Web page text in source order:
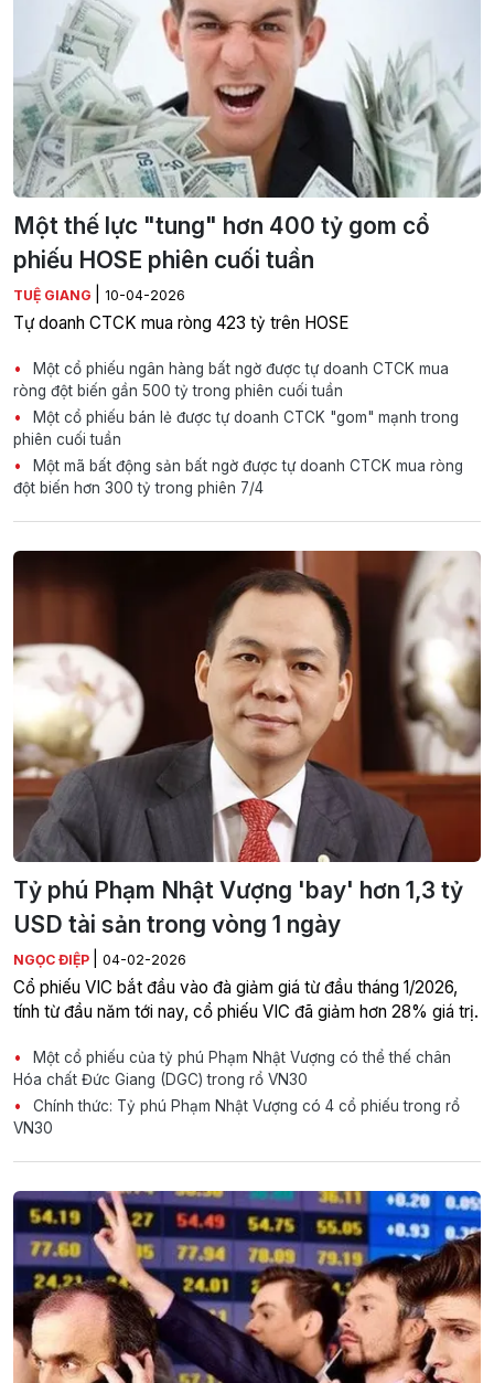
Một thế lực "tung" hơn 400 tỷ gom cổ
phiếu HOSE phiên cuối tuần
TUỆ GIANG 10-04-2026
Tự doanh CTCK mua ròng 423 tỷ trên HOSE
Một cổ phiếu ngân hàng bất ngờ được tự doanh CTCK mua
ròng đột biến gần 500 tỷ trong phiên cuối tuần
Một cổ phiếu bán lẻ được tự doanh CTCK "gom" mạnh trong
phiên cuối tuần
Một mã bất động sản bất ngờ được tự doanh CTCK mua ròng
đột biến hơn 300 tỷ trong phiên 7/4
Tỷ phú Phạm Nhật Vượng 'bay' hơn 1,3 tỷ
USD tài sản trong vòng 1 ngày
NGỌC ĐIỆP 04-02-2026
Cổ phiếu VIC bắt đầu vào đà giảm giá từ đầu tháng 1/2026,
tính từ đầu năm tới nay, cổ phiếu VIC đã giảm hơn 28% giá trị.
Một cổ phiếu của tỷ phú Phạm Nhật Vượng có thể thế chân
Hóa chất Đức Giang (DGC) trong rổ VN30
Chính thức: Tỷ phú Phạm Nhật Vượng có 4 cổ phiếu trong rổ
VN30